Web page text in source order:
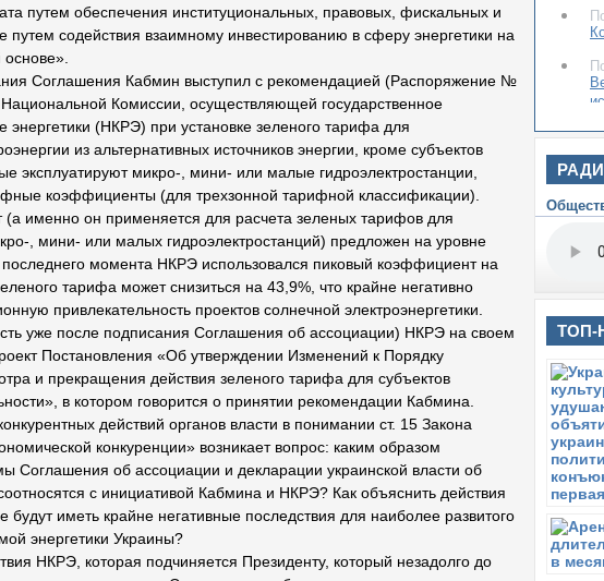
путем обеспечения институциональных, правовых, фискальных и
путем содействия взаимному инвестированию в сферу энергетики на
Соглашения Кабмин выступил с рекомендацией (Распоряжение №
Комиссии, осуществляющей государственное
энергетики (НКРЭ) при установке зеленого тарифа для
из альтернативных источников энергии, кроме субъектов
эксплуатируют микро-, мини- или малые гидроэлектростанции,
коэффициенты (для трехзонной тарифной классификации).
именно он применяется для расчета зеленых тарифов для
, мини- или малых гидроэлектростанций) предложен на уровне
момента НКРЭ использовался пиковый коэффициент на
тарифа может снизиться на 43,9%, что крайне негативно
привлекательность проектов солнечной электроэнергетики.
уже после подписания Соглашения об ассоциации) НКРЭ на своем
Постановления «Об утверждении Изменений к Порядку
и прекращения действия зеленого тарифа для субъектов
в котором говорится о принятии рекомендации Кабмина.
действий органов власти в понимании ст. 15 Закона
конкуренции» возникает вопрос: каким образом
Соглашения об ассоциации и декларации украинской власти об
с инициативой Кабмина и НКРЭ? Как объяснить действия
будут иметь крайне негативные последствия для наиболее развитого
энергетики Украины?
НКРЭ, которая подчиняется Президенту, который незадолго до
ТОП-